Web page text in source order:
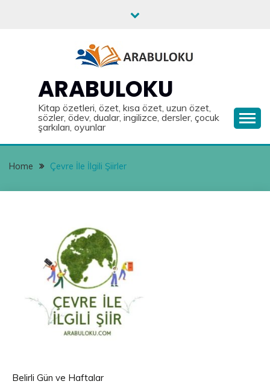
ARABULOKU
Kitap özetleri, özet, kısa özet, uzun özet,
sözler, ödev, dualar, ingilizce, dersler, çocuk
şarkıları, oyunlar
Home Çevre İle İlgili Şiirler
Belirli Gün ve Haftalar